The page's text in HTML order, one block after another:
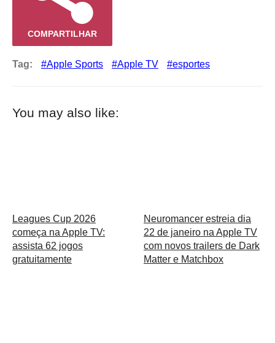
COMPARTILHAR
Tag: Apple Sports Apple TV esportes
You may also like:
Leagues Cup 2026
começa na Apple TV:
assista 62 jogos
gratuitamente
Neuromancer estreia dia
22 de janeiro na Apple TV
com novos trailers de Dark
Matter e Matchbox